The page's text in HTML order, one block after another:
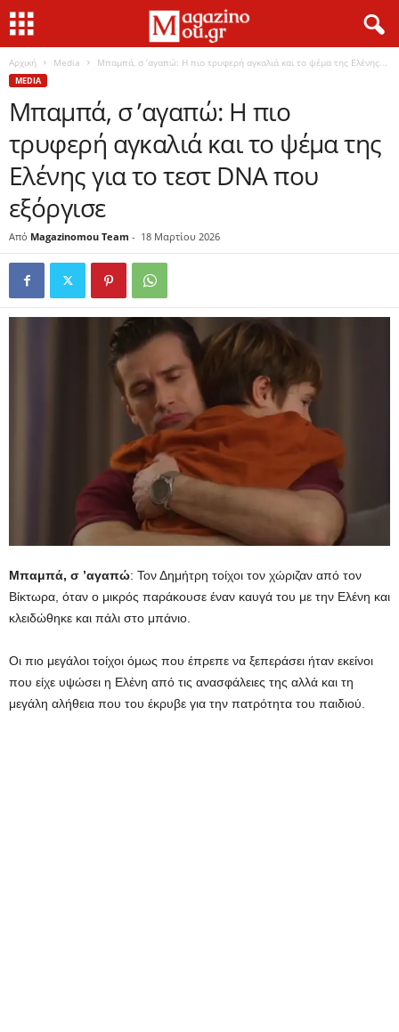
Αρχική Media Μπαμπά, σ ’αγαπώ: Η πιο τρυφερή αγκαλιά και το ψέμα της Ελένης...
MEDIA
Μπαμπά, σ ’αγαπώ: Η πιο
τρυφερή αγκαλιά και το ψέμα της
Ελένης για το τεστ DNA που
εξόργισε
Από Magazinomou Team - 18 Μαρτίου 2026
Μπαμπά, σ ’αγαπώ: Τον Δημήτρη τοίχοι τον χώριζαν από τον
Βίκτωρα, όταν ο μικρός παράκουσε έναν καυγά του με την Ελένη και
κλειδώθηκε και πάλι στο μπάνιο.
Οι πιο μεγάλοι τοίχοι όμως που έπρεπε να ξεπεράσει ήταν εκείνοι
που είχε υψώσει η Ελένη από τις ανασφάλειες της αλλά και τη
μεγάλη αλήθεια που του έκρυβε για την πατρότητα του παιδιού.